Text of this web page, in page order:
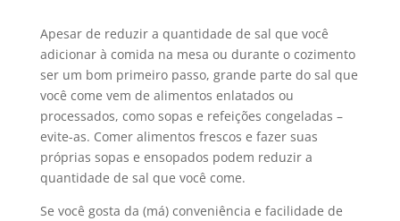
Apesar de reduzir a quantidade de sal que você
adicionar à comida na mesa ou durante o cozimento
ser um bom primeiro passo, grande parte do sal que
você come vem de alimentos enlatados ou
processados, como sopas e refeições congeladas –
evite-as. Comer alimentos frescos e fazer suas
próprias sopas e ensopados podem reduzir a
quantidade de sal que você come.
Se você gosta da (má) conveniência e facilidade de